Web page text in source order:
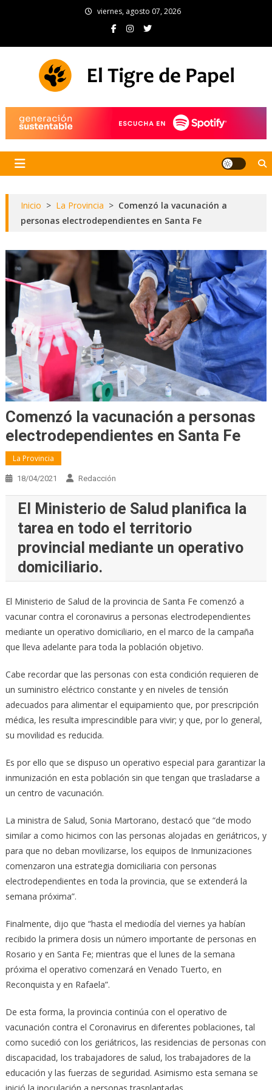
viernes, agosto 07, 2026
Inicio > La Provincia > Comenzó la vacunación a
personas electrodependientes en Santa Fe
Comenzó la vacunación a personas
electrodependientes en Santa Fe
La Provincia
18/04/2021 Redacción
El Ministerio de Salud planifica la
tarea en todo el territorio
provincial mediante un operativo
domiciliario.
El Ministerio de Salud de la provincia de Santa Fe comenzó a
vacunar contra el coronavirus a personas electrodependientes
mediante un operativo domiciliario, en el marco de la campaña
que lleva adelante para toda la población objetivo.
Cabe recordar que las personas con esta condición requieren de
un suministro eléctrico constante y en niveles de tensión
adecuados para alimentar el equipamiento que, por prescripción
médica, les resulta imprescindible para vivir; y que, por lo general,
su movilidad es reducida.
Es por ello que se dispuso un operativo especial para garantizar la
inmunización en esta población sin que tengan que trasladarse a
un centro de vacunación.
La ministra de Salud, Sonia Martorano, destacó que “de modo
similar a como hicimos con las personas alojadas en geriátricos, y
para que no deban movilizarse, los equipos de Inmunizaciones
comenzaron una estrategia domiciliaria con personas
electrodependientes en toda la provincia, que se extenderá la
semana próxima”.
Finalmente, dijo que “hasta el mediodía del viernes ya habían
recibido la primera dosis un número importante de personas en
Rosario y en Santa Fe; mientras que el lunes de la semana
próxima el operativo comenzará en Venado Tuerto, en
Reconquista y en Rafaela”.
De esta forma, la provincia continúa con el operativo de
vacunación contra el Coronavirus en diferentes poblaciones, tal
como sucedió con los geriátricos, las residencias de personas con
discapacidad, los trabajadores de salud, los trabajadores de la
educación y las fuerzas de seguridad. Asimismo esta semana se